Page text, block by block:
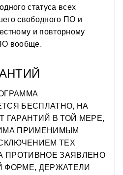
статуса всех
свободного ПО и
и повторному
вообще.
БЕСПЛАТНО, НА
ГАРАНТИЙ В ТОЙ МЕРЕ,
ПРИМЕНИМЫМ
ТЕХ
ПРОТИВНОЕ ЗАЯВЛЕНО
ФОРМЕ, ДЕРЖАТЕЛИ